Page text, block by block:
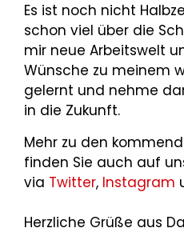
Es ist noch nicht
schon viel über die
mir neue Arbeitswelt
Wünsche zu meinem
gelernt und nehme
in die Zukunft.
Mehr zu den
finden Sie auch auf
via Twitter, Instagram
Herzliche Grüße aus